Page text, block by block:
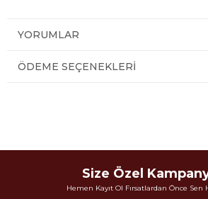
YORUMLAR
ÖDEME SEÇENEKLERI
Size Özel
Hemen Kayıt Ol Fırsatlardan Önce Sen